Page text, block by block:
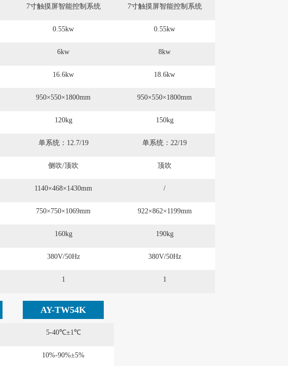
7寸触摸屏智能控制系统
0.55kw
6kw
16.6kw
950×550×1800mm
120kg
单系统：12.7/19
侧吹/顶吹
1140×468×1430mm
750×750×1069mm
160kg
380V/50Hz
1
7寸触摸屏智能控制系统
0.55kw
8kw
18.6kw
950×550×1800mm
150kg
单系统：22/19
顶吹
/
922×862×1199mm
190kg
380V/50Hz
1
AY-TW54K
5-40℃±1℃
10%-90%±5%